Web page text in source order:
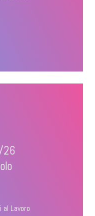
26
al Lavoro